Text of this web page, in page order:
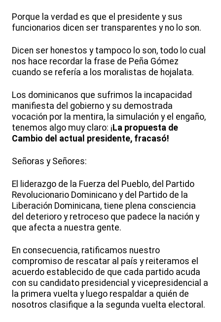
Porque la verdad es que el presidente y sus
funcionarios dicen ser transparentes y no lo son.
Dicen ser honestos y tampoco lo son, todo lo cual
nos hace recordar la frase de Peña Gómez
cuando se refería a los moralistas de hojalata.
Los dominicanos que sufrimos la incapacidad
manifiesta del gobierno y su demostrada
vocación por la mentira, la simulación y el engaño,
tenemos algo muy claro: ¡ La propuesta de
Cambio del actual presidente, fracasó!
Señoras y Señores:
El liderazgo de la Fuerza del Pueblo, del Partido
Revolucionario Dominicano y del Partido de la
Liberación Dominicana, tiene plena consciencia
del deterioro y retroceso que padece la nación y
que afecta a nuestra gente.
En consecuencia, ratificamos nuestro
compromiso de rescatar al país y reiteramos el
acuerdo establecido de que cada partido acuda
con su candidato presidencial y vicepresidencial a
la primera vuelta y luego respaldar a quién de
nosotros clasifique a la segunda vuelta electoral.